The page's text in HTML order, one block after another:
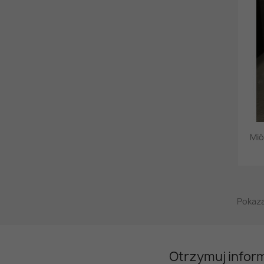
Otrzymuj